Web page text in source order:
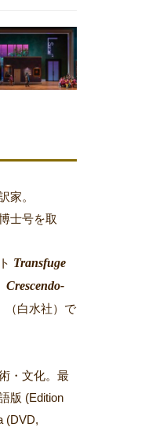
家。
士号を取
Transfuge
Crescendo-
（白水社）で
・文化。最
版 (Edition
(DVD,